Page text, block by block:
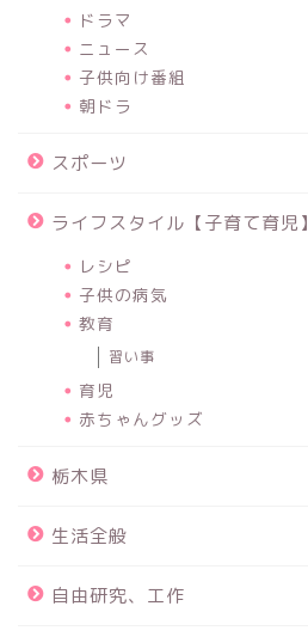
ドラマ
ニュース
子供向け番組
朝ドラ
スポーツ
ライフスタイル【子育て育児】
レシピ
子供の病気
教育
習い事
育児
赤ちゃんグッズ
栃木県
生活全般
自由研究、工作